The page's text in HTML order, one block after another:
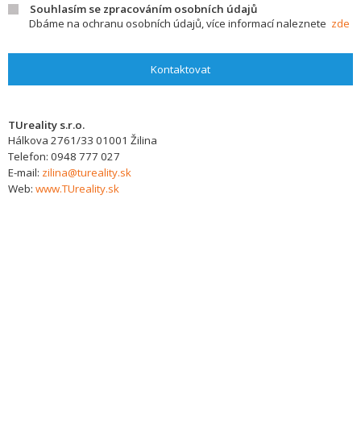
Souhlasím se zpracováním osobních údajů
Dbáme na ochranu osobních údajů, více informací naleznete zde
Kontaktovat
TUreality s.r.o.
Hálkova 2761/33 01001 Žilina
Telefon: 0948 777 027
E-mail: zilina@tureality.sk
Web: www.TUreality.sk